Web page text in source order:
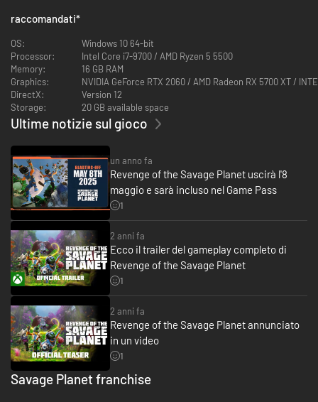
ENTUSIASMANTI NUOVE ABILITÀ E STRUMENTI
Corri, salta, spara, macina, calpesta, schiva, scivola, usa la frusta e il
rampino per farti strada nel mondo! Sperimenta 3 diversi tipi di
gameplay! Cattura e prendi al lazo decine di strane creature e
custodiscile nei recinti vicino al tuo Habitat!
QUATTRO PIANETI DA ESPLORARE
Quattro grandi e vivaci mondi da esplorare, ognuno con le proprie piante e
creature strane e meravigliose. Scansiona tutto, cataloga tutto e
completa gli esperimenti per aumentare il tuo livello scienza... che
sblocca nuove ed entusiasmanti attrezzature! Inoltre... potrebbero
esserci più di quattro pianeti. Forse.
raccomandati*
OS:
Windows 10 64-bit
Processor:
Intel Core i7-9700 / AMD Ryzen 5 5500
Memory:
16 GB RAM
Graphics:
NVIDIA GeForce RTX 2060 / AMD Radeon RX 5700 XT /
DirectX:
Version 12
Storage:
20 GB available space
Ultime notizie sul gioco
un anno fa
Revenge of the Savage Planet uscirà l'8
maggio e sarà incluso nel Game Pass
1
2 anni fa
Ecco il trailer del gameplay completo di
Revenge of the Savage Planet
1
2 anni fa
Revenge of the Savage Planet annunciato
in un video
1
Savage Planet franchise